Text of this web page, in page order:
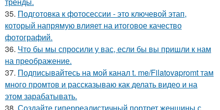
35. Подготовка к фотосессии - это ключевой этап,
который напрямую влияет на итоговое качество
фотографий.
36. Что бы мы спросили у вас, если бы вы пришли к нам
на преображение.
37. Подписывайтесь на мой канал t. me/Filatovapromt там
много промтов и рассказываю как делать видео и на
этом зарабатывать.
38. Создайте гиперреалистичный портрет женщины с